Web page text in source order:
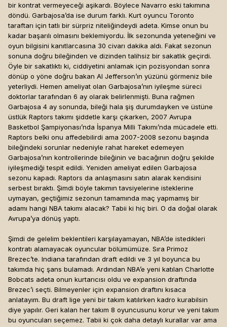
bir kontrat vermeyeceği aşikardı. Böylece Navarro eski takımına
döndü. Garbajosa’da ise durum farklı. Kurt oyuncu Toronto
taraftarı için tatlı bir sürpriz niteliğindeydi adeta. Kimse onun bu
kadar başarılı olmasını beklemiyordu. İlk sezonunda yeteneğini ve
oyun bilgisini kanıtlarcasına 30 civarı dakika aldı. Fakat sezonun
sonuna doğru bileğinden ve dizinden talihsiz bir sakatlık geçirdi.
Öyle bir sakatlıktı ki, ciddiyetini anlamak için pozisyondan sonra
dönüp o yöne doğru bakan Al Jefferson’ın yüzünü görmeniz bile
yeterliydi. Hemen ameliyat olan Garbajosa’nın iyileşme süreci
doktorlar tarafından 6 ay olarak belirlenmişti. Buna rağmen
Garbajosa 4 ay sonunda, bileği hala şiş durumdayken ve üstüne
üstlük Raptors takımı şiddetle karşı çıkarken, 2007 Avrupa
Basketbol Şampiyonası’nda İspanya Milli Takımı’nda mücadele etti.
Raptors belki onu affedebilirdi ama 2007-2008 sezonu başında
bileğindeki sorunlar nedeniyle rahat hareket edemeyen
Garbajosa’nın kontrollerinde bileğinin ve bacağının doğru şekilde
iyileşmediği tespit edildi. Yeniden ameliyat edilen Garbajosa
sezonu kapadı. Raptors da anlaşmasını satın alarak kendisini
serbest bıraktı. Şimdi böyle takımın tavsiyelerine isteklerine
uymayan, geçtiğimiz sezonun tamamında maç yapmamış bir
adamı hangi NBA takımı alacak? Tabii ki hiç biri. O da doğal olarak
Avrupa’ya dönüş yaptı.
Şimdi de gelelim beklentileri karşılayamayan, NBA’de istedikleri
kontratı alamayacak oyuncular bölümümüze. Sıra Primoz
Brezec’te. Indiana tarafından draft edildi ve 3 yıl boyunca bu
takımda hiç şans bulamadı. Ardından NBA’e yeni katılan Charlotte
Bobcats adeta onun kurtarıcısı oldu ve expansion draftında
Brezec’i seçti. Bilmeyenler için expansion draftını kısaca
anlatayım. Bu draft lige yeni bir takım katılırken kadro kurabilsin
diye yapılır. Geri kalan her takım 8 oyuncusunu korur ve yeni takım
bu oyuncuları seçemez. Tabii ki çok daha detaylı kurallar var ama